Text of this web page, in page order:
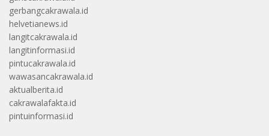
gerbangcakrawala.id
helvetianews.id
langitcakrawala.id
langitinformasi.id
pintucakrawala.id
wawasancakrawala.id
aktualberita.id
cakrawalafakta.id
pintuinformasi.id